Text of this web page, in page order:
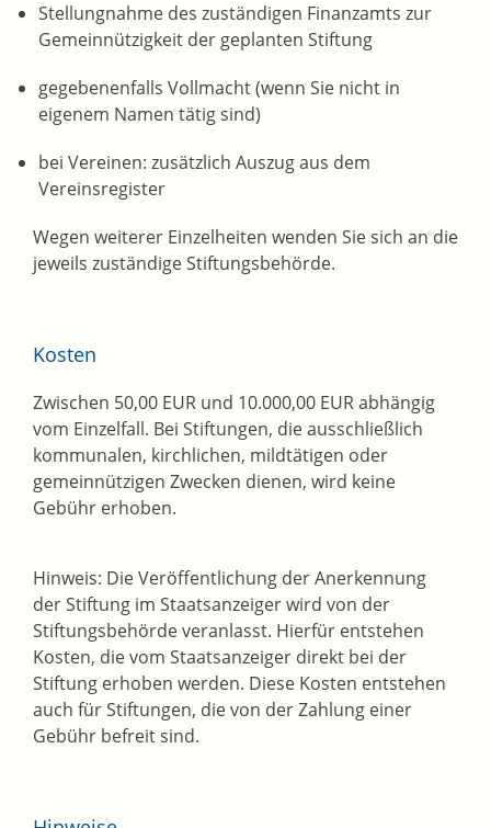
Stellungnahme des zuständigen Finanzamts zur
Gemeinnützigkeit der geplanten Stiftung
gegebenenfalls Vollmacht (wenn Sie nicht in
eigenem Namen tätig sind)
bei Vereinen: zusätzlich Auszug aus dem
Vereinsregister
Wegen weiterer Einzelheiten wenden Sie sich an die
jeweils zuständige Stiftungsbehörde.
Kosten
Zwischen 50,00 EUR und 10.000,00 EUR abhängig
vom Einzelfall. Bei Stiftungen, die ausschließlich
kommunalen, kirchlichen, mildtätigen oder
gemeinnützigen Zwecken dienen, wird keine
Gebühr erhoben.
Hinweis: Die Veröffentlichung der Anerkennung
der Stiftung im Staatsanzeiger wird von der
Stiftungsbehörde veranlasst. Hierfür entstehen
Kosten, die vom Staatsanzeiger direkt bei der
Stiftung erhoben werden. Diese Kosten entstehen
auch für Stiftungen, die von der Zahlung einer
Gebühr befreit sind.